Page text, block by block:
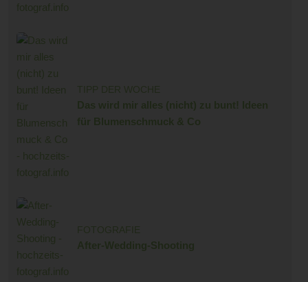
TIPP DER WOCHE
Das wird mir alles (nicht) zu bunt! Ideen
für Blumenschmuck & Co
FOTOGRAFIE
After-Wedding-Shooting